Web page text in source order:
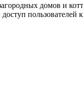
домов и
пользователей